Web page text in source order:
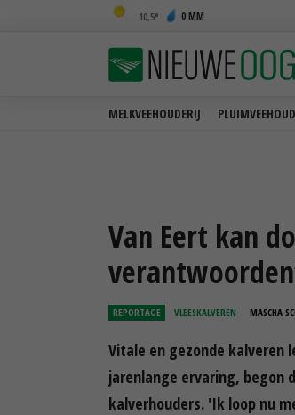
10,5 0 MM
MELKVEEHOUDERIJ
Van Eert kan
REPORTAGE VLEESKALVEREN MASCHA
Vitale en gezonde kalveren
jarenlange ervaring, begon
kalverhouders. 'Ik loop nu